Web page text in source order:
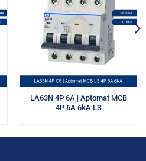
LA63N 4P 6A | Aptomat MCB
4P 6A 6kA LS